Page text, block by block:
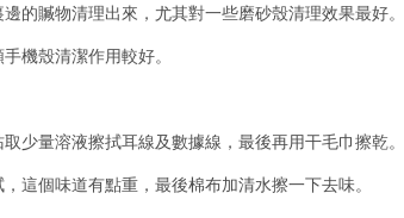
的贓物清理出來，尤其對一些磨砂殼清理效果最好。
機殼清潔作用較好。
少量溶液擦拭耳線及數據線，最後再用干毛巾擦乾。
這個味道有點重，最後棉布加清水擦一下去味。